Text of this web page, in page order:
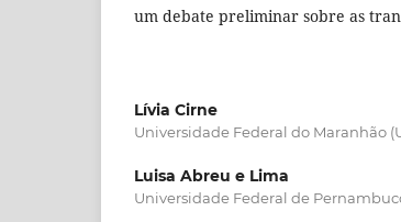
um debate preliminar sobre as
Lívia Cirne
Universidade Federal do Maranhão
Luisa Abreu e Lima
Universidade Federal de